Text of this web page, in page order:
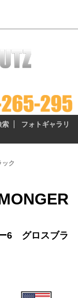
索
フォトギャラリ
ク
6 グロスブラ